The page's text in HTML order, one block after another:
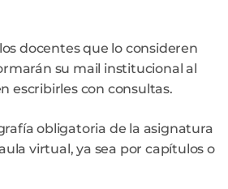
los docentes que lo consideren
su mail institucional al
escribirles con consultas.
obligatoria de la asignatura
virtual, ya sea por capítulos o